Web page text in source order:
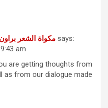
مكواة الشعر says:
am
are getting thoughts from
as from our dialogue made